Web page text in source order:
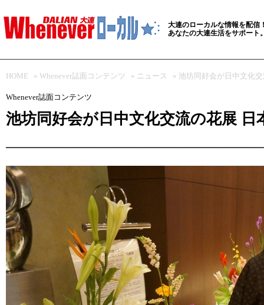
大連のローカルな情報を配信
あなたの大連生活をサポート
HOME » Whenever誌面コンテンツ » ニュース » 池坊同好会が日中文化
Whenever誌面コンテンツ
池坊同好会が日中文化交流の花展